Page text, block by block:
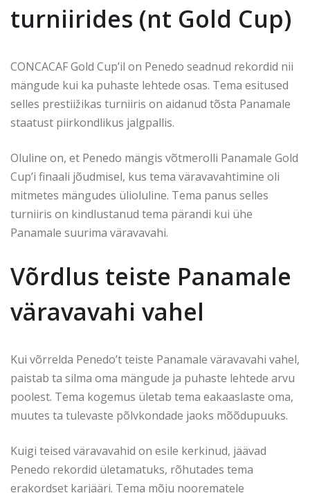
turniirides (nt Gold Cup)
CONCACAF Gold Cup’il on Penedo seadnud rekordid nii
mängude kui ka puhaste lehtede osas. Tema esitused
selles prestiižikas turniiris on aidanud tõsta Panamale
staatust piirkondlikus jalgpallis.
Oluline on, et Penedo mängis võtmerolli Panamale Gold
Cup’i finaali jõudmisel, kus tema väravavahtimine oli
mitmetes mängudes ülioluline. Tema panus selles
turniiris on kindlustanud tema pärandi kui ühe
Panamale suurima väravavahi.
Võrdlus teiste Panamale
väravavahi vahel
Kui võrrelda Penedo’t teiste Panamale väravavahi vahel,
paistab ta silma oma mängude ja puhaste lehtede arvu
poolest. Tema kogemus ületab tema eakaaslaste oma,
muutes ta tulevaste põlvkondade jaoks mõõdupuuks.
Kuigi teised väravavahid on esile kerkinud, jäävad
Penedo rekordid ületamatuks, rõhutades tema
erakordset karjääri. Tema mõju noorematele